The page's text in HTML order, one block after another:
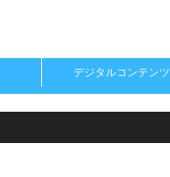
デジタルコンテンツ